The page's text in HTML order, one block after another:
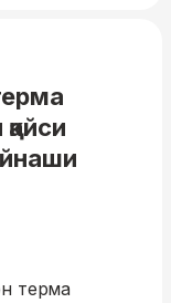
терма